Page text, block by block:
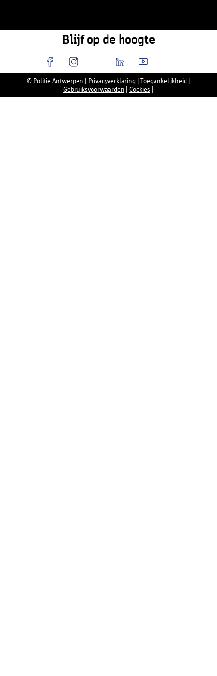
Blijf op de hoogte
© Politie Antwerpen Privacyverklaring Toegankelijkheid
Gebruiksvoorwaarden
Cookies